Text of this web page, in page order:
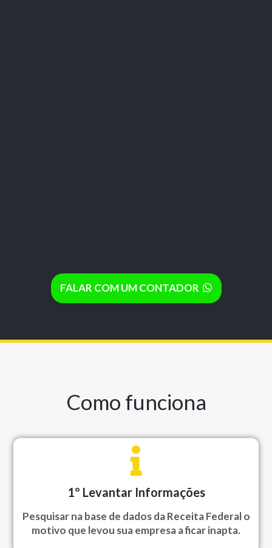
FALAR COM UM CONTADOR
Como funciona
1º Levantar Informações
Pesquisar na base de dados da Receita Federal o
motivo que levou sua empresa a ficar inapta.